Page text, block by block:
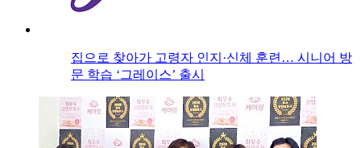
집으로 찾아가 고령자 인지·신체 훈련… 시니어 방
문 학습 ‘그레이스’ 출시